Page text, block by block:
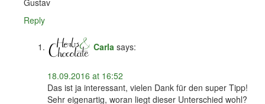
Gustav
Reply
Carla says:
18.09.2016 at 16:52
Das ist ja interessant, vielen Dank für den super Tipp!
Sehr eigenartig, woran liegt dieser Unterschied wohl?